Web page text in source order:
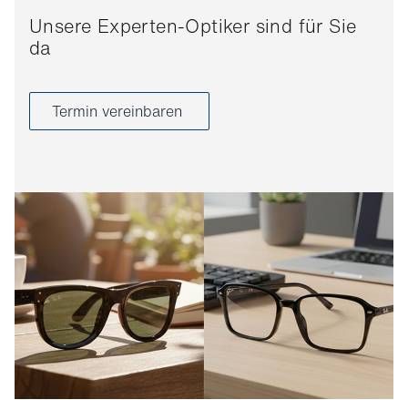
Unsere Experten-Optiker sind für Sie
da
Termin vereinbaren